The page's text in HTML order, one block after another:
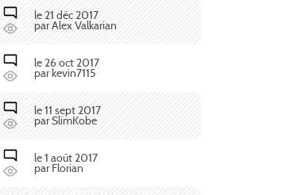
le 21 déc 2017
par Alex Valkarian
le 26 oct 2017
par kevin7115
le 11 sept 2017
par SlimKobe
le 1 août 2017
par Florian